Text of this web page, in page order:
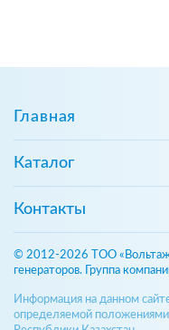
Главная
Каталог
Контакты
© 2012-2026 ТОО «Вольтаж
генераторов. Группа
Информация на данном
определяемой